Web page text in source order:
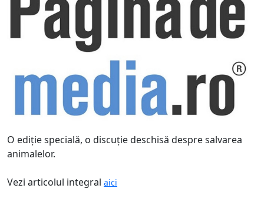
O ediţie specială, o discuţie deschisă despre salvarea
animalelor.
Vezi articolul integral aici